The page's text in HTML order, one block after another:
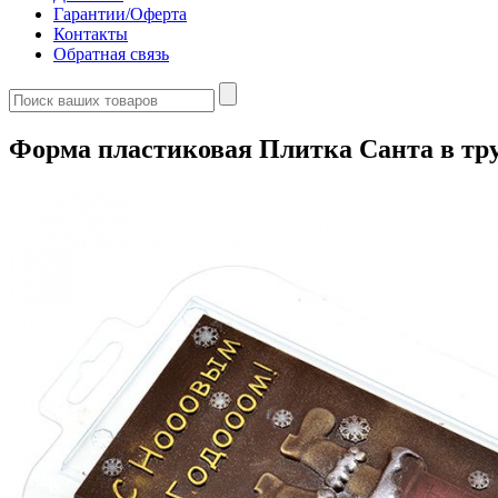
Гарантии/Оферта
Контакты
Обратная связь
Форма пластиковая Плитка Санта в